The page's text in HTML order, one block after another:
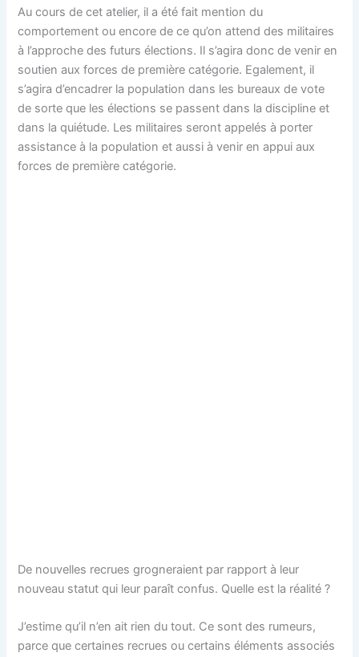
Au cours de cet atelier, il a été fait mention du
comportement ou encore de ce qu’on attend des militaires
à l’approche des futurs élections. Il s’agira donc de venir en
soutien aux forces de première catégorie. Egalement, il
s’agira d’encadrer la population dans les bureaux de vote
de sorte que les élections se passent dans la discipline et
dans la quiétude. Les militaires seront appelés à porter
assistance à la population et aussi à venir en appui aux
forces de première catégorie.
De nouvelles recrues grogneraient par rapport à leur
nouveau statut qui leur paraît confus. Quelle est la réalité ?
J’estime qu’il n’en ait rien du tout. Ce sont des rumeurs,
parce que certaines recrues ou certains éléments associés